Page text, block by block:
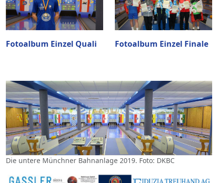
Fotoalbum Einzel Quali Fotoalbum Einzel Finale
Die untere Münchner Bahnanlage 2019. Foto: DKBC